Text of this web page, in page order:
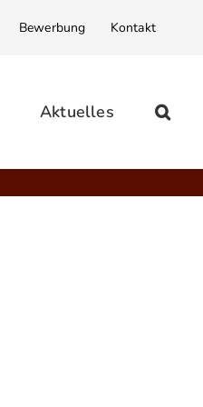
Bewerbung Kontakt
Aktuelles